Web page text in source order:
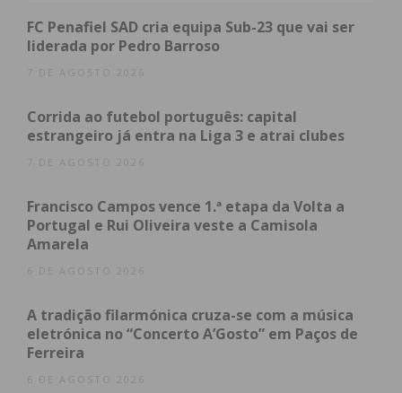
da instituição da Eucaristia. A partir daqui, a fé deixa
as paredes do templo e transborda para as
margens dos rios. A luz das velas simboliza a vigília
no Getsémani, recusando-se a deixá-lo só na
escuridão daquela noite.
FC Penafiel SAD cria equipa Sub-23 que vai ser
liderada por Pedro Barroso
7 DE AGOSTO 2026
Corrida ao futebol português: capital
estrangeiro já entra na Liga 3 e atrai clubes
7 DE AGOSTO 2026
Francisco Campos vence 1.ª etapa da Volta a
Portugal e Rui Oliveira veste a Camisola
Amarela
6 DE AGOSTO 2026
A tradição filarmónica cruza-se com a música
eletrónica no “Concerto A’Gosto” em Paços de
Ferreira
6 DE AGOSTO 2026